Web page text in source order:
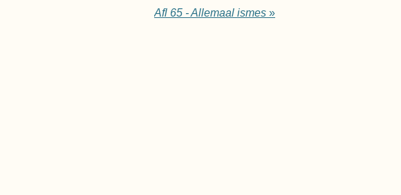
Afl 65 - Allemaal ismes »